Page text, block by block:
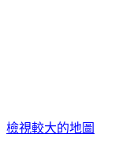
檢視較大的地圖